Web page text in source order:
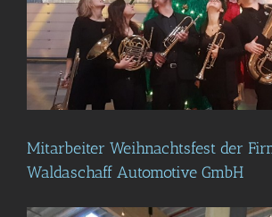
Mitarbeiter Weihnachtsfest der
Waldaschaff Automotive GmbH